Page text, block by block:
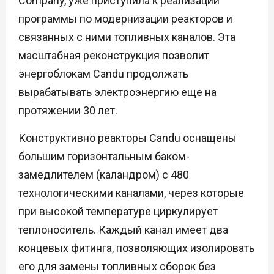
программы по модернизации реакторов и
связанных с ними топливных каналов. Эта
масштабная реконструкция позволит
энергоблокам Candu продолжать
вырабатывать электроэнергию еще на
протяжении 30 лет.
Конструктивно реакторы Candu оснащены
большим горизонтальным баком-
замедлителем (каландром) с 480
технологическими каналами, через которые
при высокой температуре циркулирует
теплоноситель. Каждый канал имеет два
концевых фитинга, позволяющих изолировать
его для замены топливных сборок без